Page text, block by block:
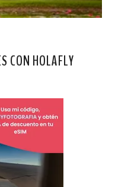
CON HOLAFLY